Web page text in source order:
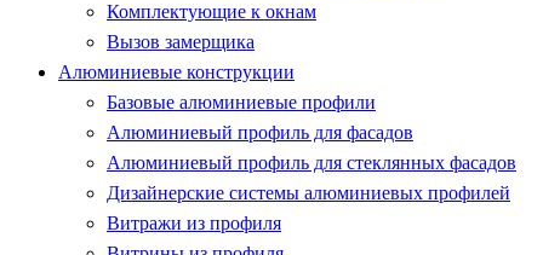
Комплектующие к окнам
Вызов замерщика
Алюминиевые конструкции
Базовые алюминиевые профили
Алюминиевый профиль для фасадов
Алюминиевый профиль для стеклянных фасадов
Дизайнерские системы алюминиевых профилей
Витражи из профиля